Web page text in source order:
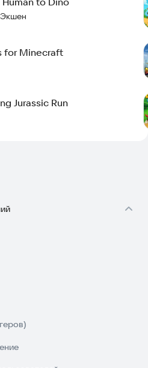
Экшен
for Minecraft
Jurassic Run